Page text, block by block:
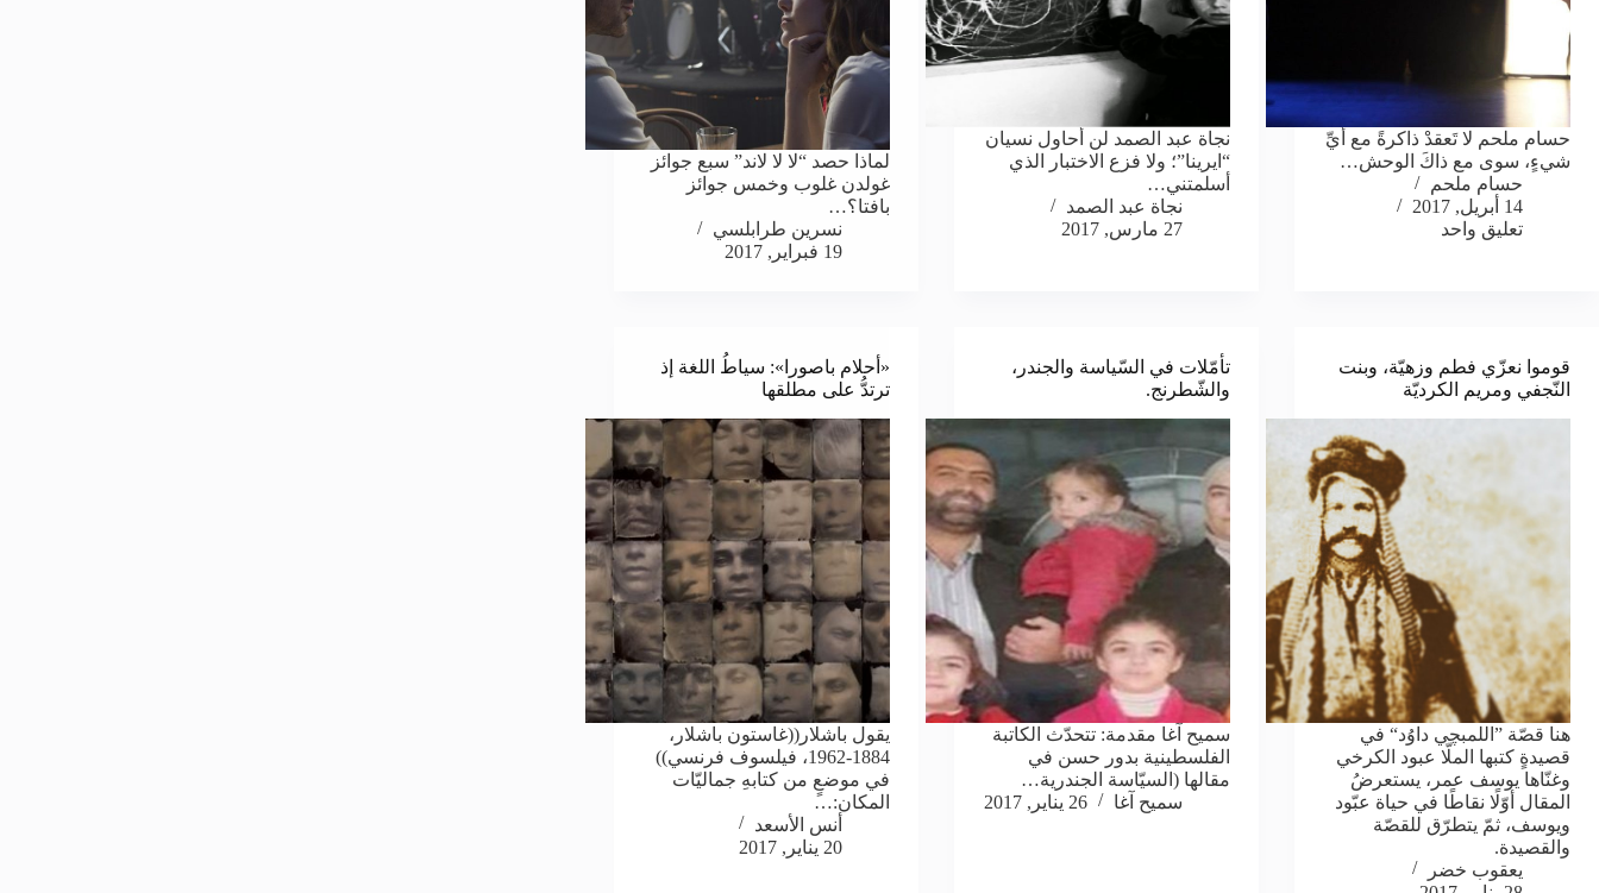
حسام ملحم لا تَعقدْ ذاكرةً مع أيِّ
شيءٍ، سوى مع ذاكَ الوحش…
حسام ملحم
14 أبريل, 2017
تعليق واحد
نجاة عبد الصمد لن أحاول نسيان
“ايرينا”؛ ولا فزع الاختبار الذي
أسلمتني…
نجاة عبد الصمد
27 مارس, 2017
لماذا حصد “لا لا لاند” سبع جوائز
غولدن غلوب وخمس جوائز
بافتا؟…
نسرين طرابلسي
19 فبراير, 2017
قوموا نعزّي فطم وزهيّة، وبنت
النّجفي ومريم الكرديّة
هنا قصّة ”اللمبچي داوُد“ في
قصيدةٍ كتبها الملّا عبود الكرخي
وغنّاها يوسف عمر، يستعرضُ
المقال أوّلًا نقاطًا في حياة عبّود
ويوسف، ثمّ يتطرّق للقصّة
والقصيدة.
يعقوب خضر
تأمّلات في السّياسة والجندر،
والشّطرنج.
سميح آغا مقدمة: تتحدّث الكاتبة
الفلسطينية بدور حسن في
مقالها (السيّاسة الجندرية…
سميح آغا
26 يناير, 2017
«أحلام باصورا»: سياطُ اللغة إذ
ترتدُّ على مطلقها
يقول باشلار((غاستون باشلار،
1884-1962، فيلسوف فرنسي))
في موضعٍ من كتابهِ جماليّات
المكان:…
أنس الأسعد
20 يناير, 2017